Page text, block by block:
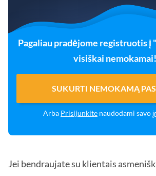
Pagaliau pradėjome registruotis į
visiškai nemokamai!
SUKURTI NEMOKAMĄ
Arba Prisijunkite naudodami savo
Jei bendraujate su klientais